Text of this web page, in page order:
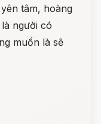
tâm, hoàng
người có
muốn là sẽ